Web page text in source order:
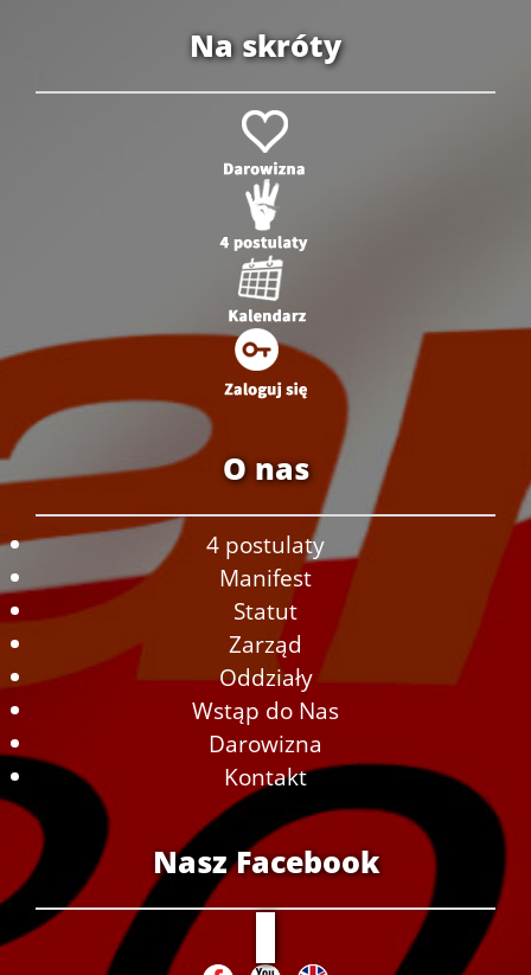
Na skróty
O nas
4 postulaty
Manifest
Statut
Zarząd
Oddziały
Wstąp do Nas
Darowizna
Kontakt
Nasz Facebook